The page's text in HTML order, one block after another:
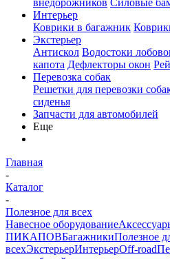
внедорожников Силовые
Интерьер
Коврики в багажник
Экстерьер
Антискол Водостоки
капота Дефлекторы окон
Перевозка собак
Решетки для перевозки
сиденья
Запчасти для автомобилей
Еще
Главная
-
Каталог
-
Полезное для всех
Навесное оборудование
ПИКАПОВБагажникиПолезное
всехЭкстерьерИнтерьерOff-road